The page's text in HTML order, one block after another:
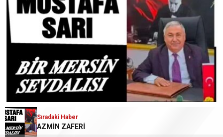
Sıradaki Haber
AZMİN ZAFERİ
SOKAKTAKİ ADAM